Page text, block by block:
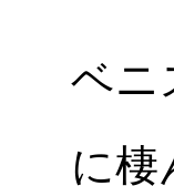
ベニ
に棲